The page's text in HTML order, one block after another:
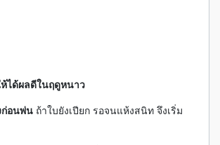
ได้ผลดีในฤดูหนาว
ก่อนพ่น ถ้าใบยังเปียก รอจนแห้งสนิท จึงเริ่ม